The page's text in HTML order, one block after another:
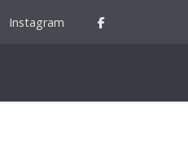
Instagram